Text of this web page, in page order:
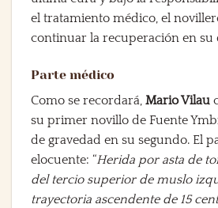
el tratamiento médico, el
continuar la recuperación en su
Parte médico
Como se recordará, Mario Vilau
su primer novillo de Fuente
de gravedad en su segundo. El
elocuente: “Herida por asta de
del tercio superior de muslo
trayectoria ascendente de 15